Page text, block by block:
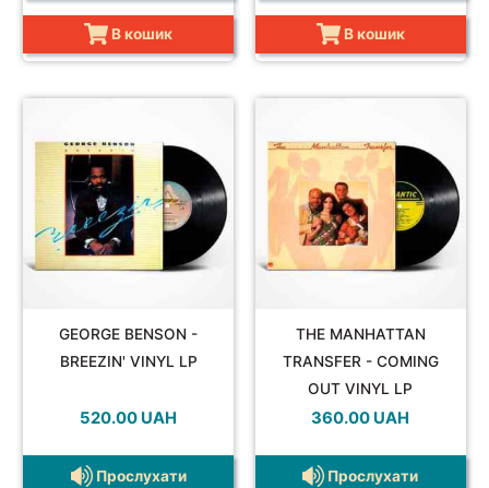
В кошик В кошик
GEORGE BENSON -
BREEZIN' VINYL LP
520.00 UAH
Прослухати
THE MANHATTAN
TRANSFER - COMING
OUT VINYL LP
360.00 UAH
Прослухати